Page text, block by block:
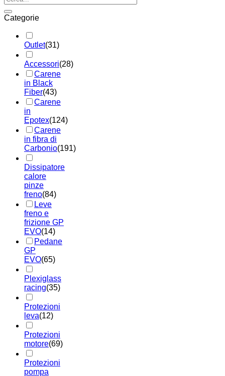
Categorie
Outlet(31)
Accessori(28)
Carene
in Black
Fiber(43)
Carene
in
Epotex(124)
Carene
in fibra di
Carbonio(191)
Dissipatore
calore
pinze
freno(84)
Leve
freno e
frizione GP
EVO(14)
Pedane
GP
EVO(65)
Plexiglass
racing(35)
Protezioni
leva(12)
Protezioni
motore(69)
Protezioni
pompa